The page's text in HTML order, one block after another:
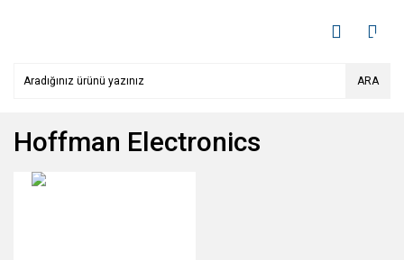
ARA
Hoffman Electronics